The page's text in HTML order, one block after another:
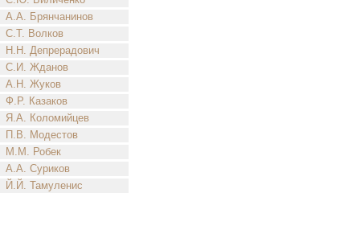
А.А. Брянчанинов
С.Т. Волков
Н.Н. Депрерадович
С.И. Жданов
А.Н. Жуков
Ф.Р. Казаков
Я.А. Коломийцев
П.В. Модестов
М.М. Робек
А.А. Суриков
Й.Й. Тамуленис